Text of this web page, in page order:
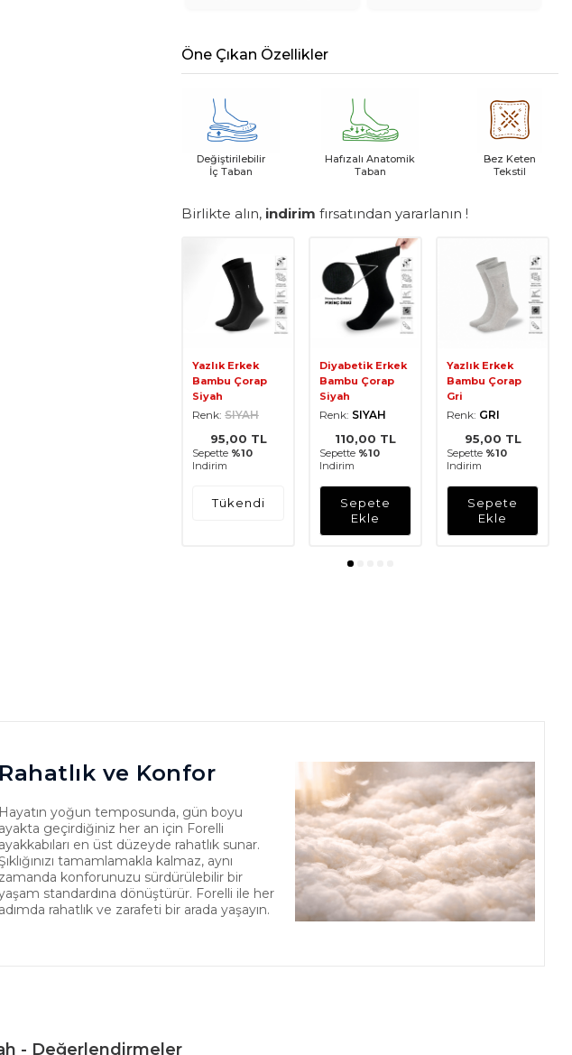
Öne Çıkan Özellikler
Değiştirilebilir
İç Taban
Hafızalı Anatomik
Taban
Bez Keten
Tekstil
Birlikte alın, indirim fırsatından yararlanın !
Yazlık Erkek
Bambu Çorap
Siyah
Renk: SIYAH
95,00 TL
Sepette %10
Indirim
Tükendi
Diyabetik Erkek
Bambu Çorap
Siyah
Renk: SIYAH
110,00 TL
Sepette %10
Indirim
Sepete
Ekle
Yazlık Erkek
Bambu Çorap
Gri
Renk: GRI
95,00 TL
Sepette %10
Indirim
Sepete
Ekle
Rahatlık ve Konfor
Hayatın yoğun temposunda, gün boyu
ayakta geçirdiğiniz her an için Forelli
ayakkabıları en üst düzeyde rahatlık sunar.
tamamlamakla kalmaz, aynı
zamanda konforunuzu sürdürülebilir bir
standardına dönüştürür. Forelli ile her
adımda rahatlık ve zarafeti bir arada yaşayın.
- Değerlendirmeler